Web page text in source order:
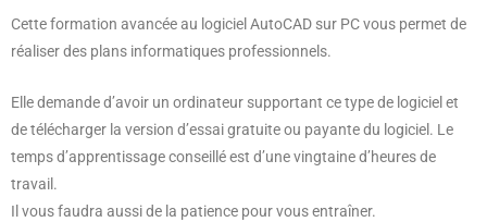
Cette formation avancée au logiciel AutoCAD sur PC vous permet de
réaliser des plans informatiques professionnels.
Elle demande d’avoir un ordinateur supportant ce type de logiciel et
de télécharger la version d’essai gratuite ou payante du logiciel. Le
temps d’apprentissage conseillé est d’une vingtaine d’heures de
travail.
Il vous faudra aussi de la patience pour vous entraîner.